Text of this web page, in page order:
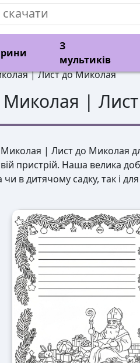
З
мультиків
| Лист до Миколая
|
| Лист до Миколая
пристрій. Наша велика
в дитячому садку, так і